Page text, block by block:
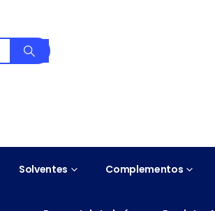
Solventes Complementos